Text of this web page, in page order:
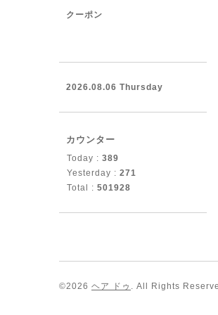
クーポン
2026.08.06 Thursday
カウンター
Today : 389
Yesterday : 271
Total : 501928
©2026 ヘア ドゥ . All Rights